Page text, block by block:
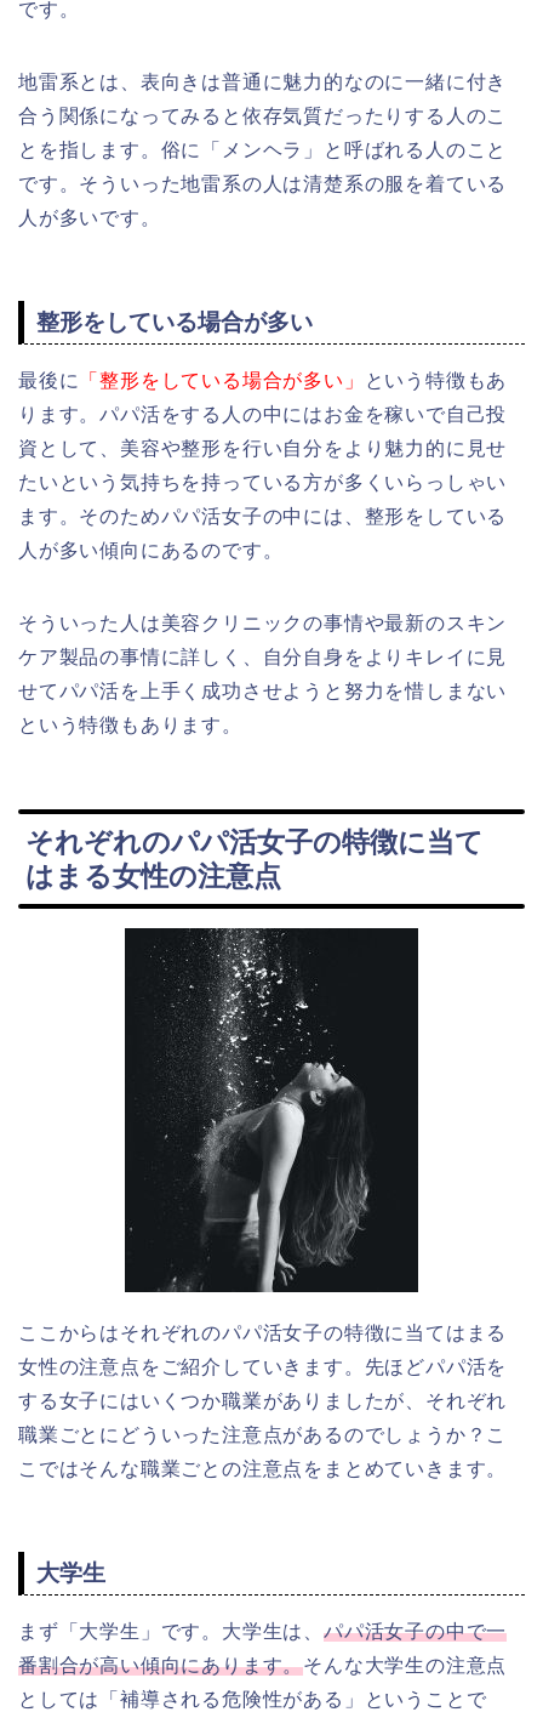
です。
地雷系とは、表向きは普通に魅力的なのに一緒に付き
合う関係になってみると依存気質だったりする人のこ
とを指します。俗に「メンヘラ」と呼ばれる人のこと
です。そういった地雷系の人は清楚系の服を着ている
人が多いです。
整形をしている場合が多い
最後に 「整形をしている場合が多い」
という特徴もあ
ります。パパ活をする人の中にはお金を稼いで自己投
資として、美容や整形を行い自分をより魅力的に見せ
たいという気持ちを持っている方が多くいらっしゃい
ます。そのためパパ活女子の中には、整形をしている
人が多い傾向にあるのです。
そういった人は美容クリニックの事情や最新のスキン
ケア製品の事情に詳しく、自分自身をよりキレイに見
せてパパ活を上手く成功させようと努力を惜しまない
という特徴もあります。
それぞれのパパ活女子の特徴に当て
はまる女性の注意点
ここからはそれぞれのパパ活女子の特徴に当てはまる
女性の注意点をご紹介していきます。先ほどパパ活を
する女子にはいくつか職業がありましたが、それぞれ
職業ごとにどういった注意点があるのでしょうか？こ
こではそんな職業ごとの注意点をまとめていきます。
大学生
まず「大学生」です。大学生は、 パパ活女子の中で一
番割合が高い傾向にあります。そんな大学生の注意点
としては「補導される危険性がある」ということで